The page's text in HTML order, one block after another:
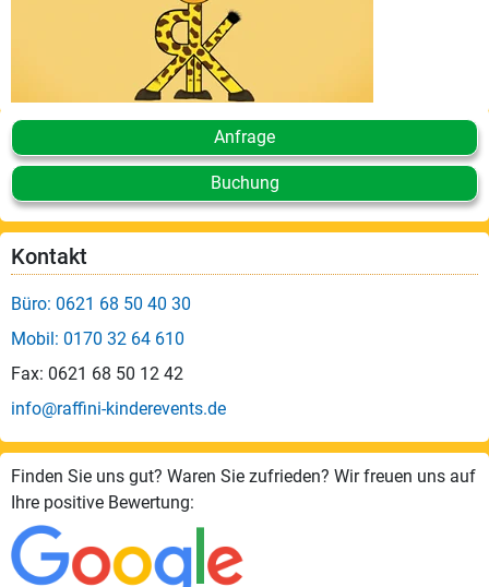
Anfrage
Buchung
Kontakt
Büro: 0621 68 50 40 30
Mobil: 0170 32 64 610
Fax: 0621 68 50 12 42
info@raffini-kinderevents.de
Finden Sie uns gut? Waren Sie zufrieden? Wir freuen uns auf
Ihre positive Bewertung: